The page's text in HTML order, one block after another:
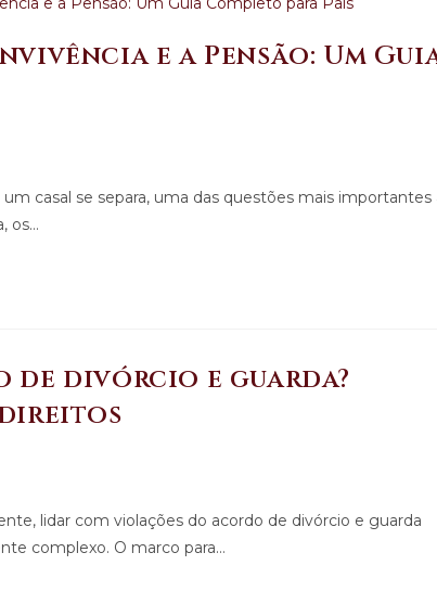
e a Pensão: Um
casal se separa, uma das questões mais importantes
os…
de divórcio e guarda?
direitos
lidar com violações do acordo de divórcio e guarda
complexo. O marco para…